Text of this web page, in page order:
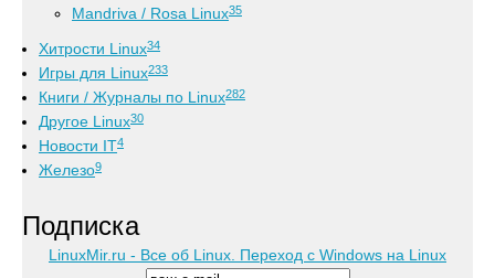
Mandriva / Rosa Linux35
Хитрости Linux34
Игры для Linux233
Книги / Журналы по Linux282
Другое Linux30
Новости IT4
Железо9
Подписка
LinuxMir.ru - Все об Linux. Переход с Windows на Linux